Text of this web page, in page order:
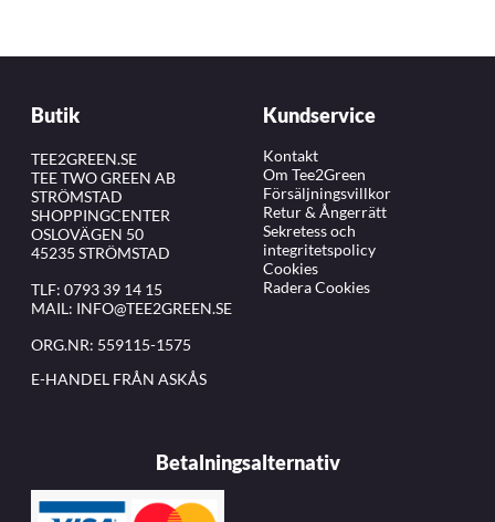
Butik
TEE2GREEN.SE
TEE TWO GREEN AB
STRÖMSTAD
SHOPPINGCENTER
OSLOVÄGEN 50
45235 STRÖMSTAD
TLF: 0793 39 14 15
MAIL: INFO@TEE2GREEN.SE
ORG.NR: 559115-1575
E-HANDEL FRÅN ASKÅS
Kundservice
Kontakt
Om Tee2Green
Försäljningsvillkor
Retur & Ångerrätt
Sekretess och
integritetspolicy
Cookies
Radera Cookies
Betalningsalternativ